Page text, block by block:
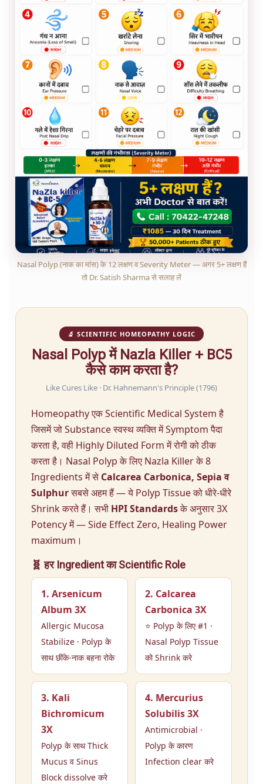
Nasal Polyp (नाक का मांस) के 12 लक्षण व Severity Meter — अगर 5+ लक्षण हैं
तो Dr. Satish Sharma से सलाह लें
🔬 SCIENTIFIC HOMEOPATHY LOGIC
Nasal Polyp में Nazla Killer + BC5
कैसे काम करता है?
Like Cures Like · Dr. Hahnemann's Principle (1796)
Homeopathy एक Scientific Medical System है
जिसमें जो Substance स्वस्थ व्यक्ति में Symptom पैदा
करता है, वही Highly Diluted Form में रोगी को ठीक
करता है। Nasal Polyp के लिए Nazla Killer के 8
Ingredients में से Calcarea Carbonica, Sepia व
Sulphurसबसे अहम हैं — ये Polyp Tissue को धीरे-धीरे
Shrink करते हैं। सभी HPI Standardsके अनुसार 3X
Potency में — Side Effect Zero, Healing Power
maximum।
🧬 हर Ingredient का Scientific Role
1. Arsenicum
Album 3X
Allergic Mucosa
Stabilize · Polyp के
साथ छींके-नाक बहना रोके
2. Calcarea
Carbonica 3X
⭐ Polyp के लिए #1 ·
Nasal Polyp Tissue
को Shrink करे
3. Kali
Bichromicum
3X
Polyp के साथ Thick
Mucus व Sinus
Block dissolve करे
4. Mercurius
Solubilis 3X
Antimicrobial ·
Polyp के कारण
Infection clear करे